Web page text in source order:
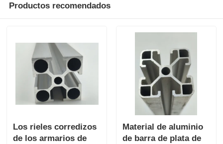
perfiles de aluminio del final de madera
Profiles de acabado de aluminio
Profiles de extrusión de disipadores de calor de
Productos recomendados
Los rieles corredizos
de los armarios de
Material de aluminio
de barra de plata de